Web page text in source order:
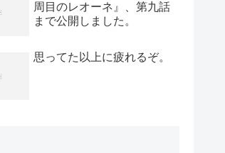
周目のレオーネ』、第九話
まで公開しました。
思ってた以上に疲れるぞ。